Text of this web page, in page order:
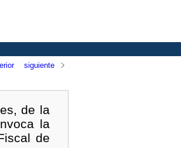
siguiente
de la
la
de